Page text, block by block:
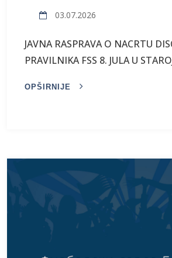
03.07.2026
JAVNA RASPRAVA O NACRTU
PRAVILNIKA FSS 8. JULA U
OPŠIRNIJE